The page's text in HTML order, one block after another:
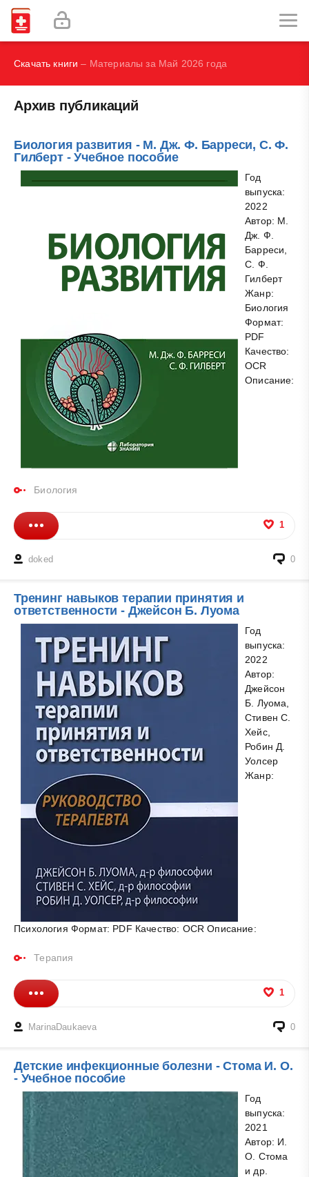
Д., Жулев Е. Н.
Социальная психология - Дэвид Дж. Майерс
Скачать книги – Материалы за Май 2026 года
Архив публикаций
Биология развития - М. Дж. Ф. Барреси, С. Ф.
Гилберт - Учебное пособие
Год
выпуска:
2022
Автор: М.
Дж. Ф.
Барреси,
С. Ф.
Гилберт
Жанр:
Биология
Формат:
PDF
Качество:
OCR
Описание:
Биология
1
doked 0
Тренинг навыков терапии принятия и
ответственности - Джейсон Б. Луома
Год
выпуска:
2022
Автор:
Джейсон
Б. Луома,
Стивен С.
Хейс,
Робин Д.
Уолсер
Жанр:
Психология Формат: PDF Качество: OCR Описание:
Терапия
1
MarinaDaukaeva 0
Детские инфекционные болезни - Стома И. О.
- Учебное пособие
Год
выпуска:
2021
Автор: И.
О. Стома
и др.